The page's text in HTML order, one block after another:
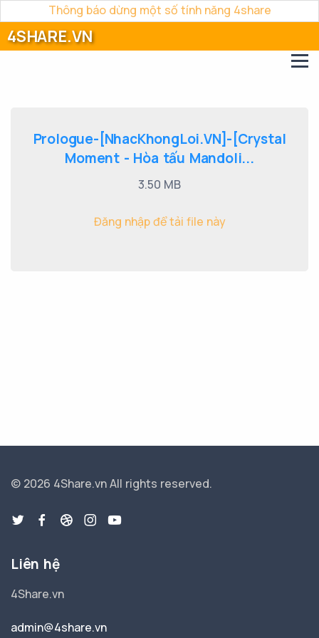
Thông báo dừng một số tính năng 4share
4SHARE.VN
Prologue-[NhacKhongLoi.VN]-[Crystal
Moment - Hòa tấu Mandoli...
3.50 MB
Đăng nhập để tải file này
© 2026 4Share.vnAll rights reserved.
Liên hệ
4Share.vn
admin@4share.vn